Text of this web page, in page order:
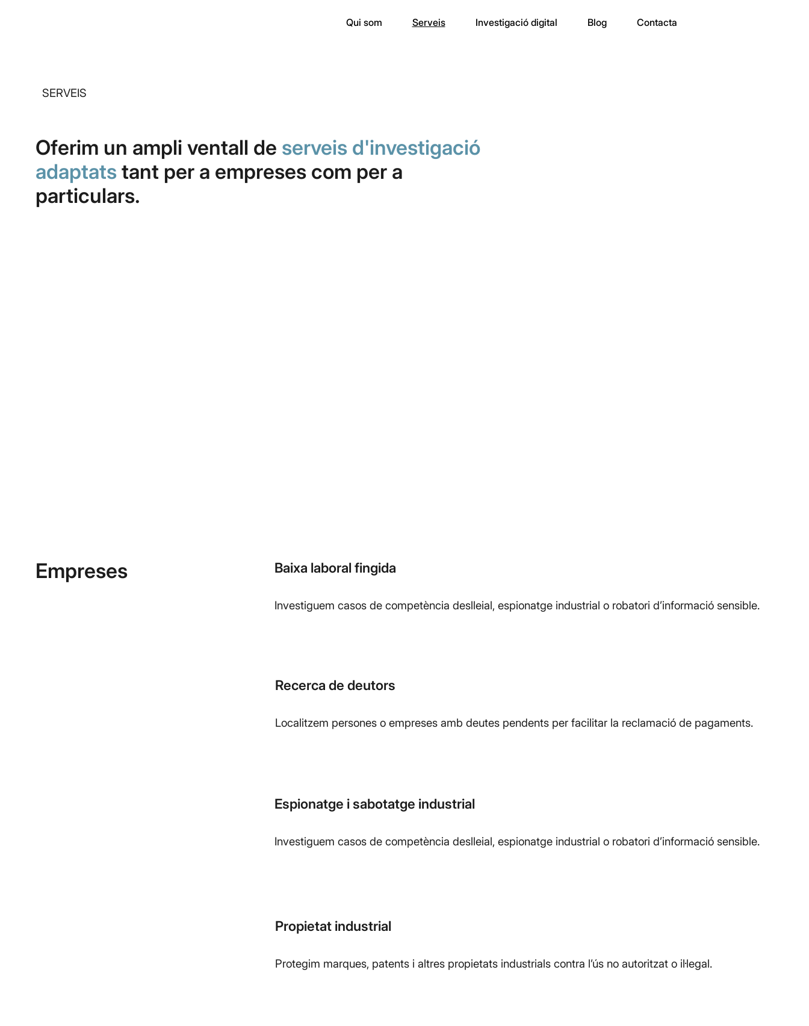
Qui som Serveis Investigació digital Blog Contacta
Oferim un ampli ventall de serveis d'investigació
adaptatstant per a empreses com per a
particulars.
SERVEIS
Empreses Baixa laboral fingida
Investiguem casos de competència deslleial, espionatge industrial o robatori d’informació sensible.
Recerca de deutors
Localitzem persones o empreses amb deutes pendents per facilitar la reclamació de pagaments.
Espionatge i sabotatge industrial
Investiguem casos de competència deslleial, espionatge industrial o robatori d’informació sensible.
Propietat industrial
Protegim marques, patents i altres propietats industrials contra l’ús no autoritzat o il·legal.